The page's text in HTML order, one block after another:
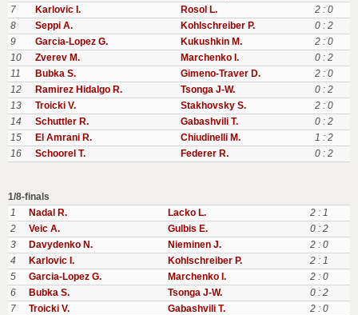
7
Karlovic I. Rosol L.
2 : 0
8
Seppi A. Kohlschreiber P.
0 : 2
9
Garcia-Lopez G. Kukushkin M.
2 : 0
10
Zverev M. Marchenko I.
0 : 2
11
Bubka S. Gimeno-Traver D.
2 : 0
12
Ramirez Hidalgo R. Tsonga J-W.
0 : 2
13
Troicki V. Stakhovsky S.
2 : 0
14
Schuttler R. Gabashvili T.
0 : 2
15
El Amrani R. Chiudinelli M.
1 : 2
16
Schoorel T. Federer R. 0 : 2
1/8-finals
1
Nadal R. Lacko L.
2 : 1
2
Veic A. Gulbis E.
0 : 2
3
Davydenko N. Nieminen J.
2 : 0
4
Karlovic I. Kohlschreiber P.
2 : 1
5
Garcia-Lopez G. Marchenko I.
2 : 0
6
Bubka S. Tsonga J-W.
0 : 2
7
Troicki V. Gabashvili T.
2 : 0